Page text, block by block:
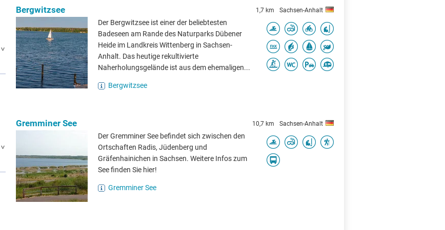
Bergwitzsee 1,7 km Sachsen-Anhalt
Der Bergwitzsee ist einer der beliebtesten
Badeseen am Rande des Naturparks Dübener
Heide im Landkreis Wittenberg in Sachsen-
Anhalt. Das heutige rekultivierte
Naherholungsgelände ist aus dem ehemaligen...
Bergwitzsee
Gremminer See 10,7 km Sachsen-Anhalt
Der Gremminer See befindet sich zwischen den
Ortschaften Radis, Jüdenberg und
Gräfenhainichen in Sachsen. Weitere Infos zum
See finden Sie hier!
Gremminer See